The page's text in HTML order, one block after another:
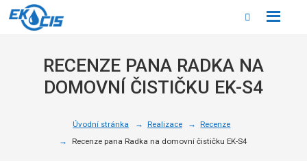
RECENZE PANA RADKA NA
DOMOVNÍ ČISTIČKU EK-S4
Úvodní stránka Realizace
Recenze
Recenze pana Radka na domovní čističku EK-S4